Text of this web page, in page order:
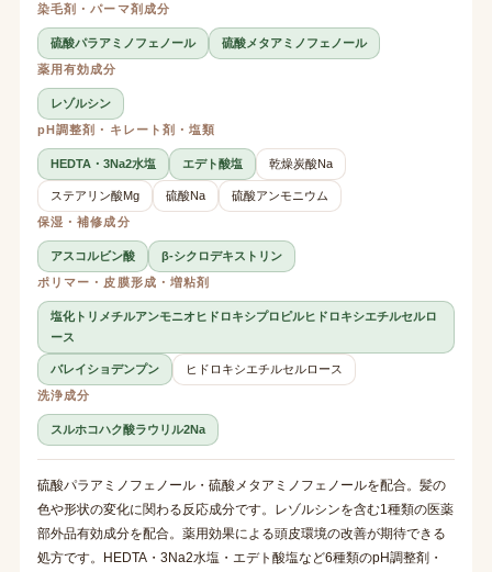
染毛剤・パーマ剤成分
硫酸パラアミノフェノール
硫酸メタアミノフェノール
薬用有効成分
レゾルシン
pH調整剤・キレート剤・塩類
HEDTA・3Na2水塩 エデト酸塩 乾燥炭酸Na
ステアリン酸Mg 硫酸Na
硫酸アンモニウム
保湿・補修成分
アスコルビン酸
β-シクロデキストリン
ポリマー・皮膜形成・増粘剤
塩化トリメチルアンモニオヒドロキシプロピルヒドロキシエチルセルロ
ース
バレイショデンプン
ヒドロキシエチルセルロース
洗浄成分
スルホコハク酸ラウリル2Na
硫酸パラアミノフェノール・硫酸メタアミノフェノールを配合。髪の
色や形状の変化に関わる反応成分です。レゾルシンを含む1種類の医薬
部外品有効成分を配合。薬用効果による頭皮環境の改善が期待できる
処方です。HEDTA・3Na2水塩・エデト酸塩など6種類のpH調整剤・